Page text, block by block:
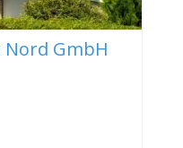
GmbH